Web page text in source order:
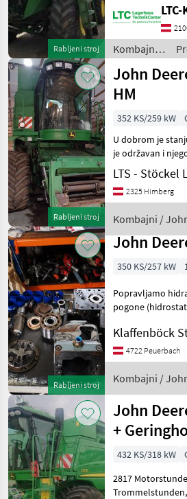
Rabljeni stroj
Trommelstunden:
(km/h): 25; Art des
Dreschsystems:
Anzahl der
Kombajni /
John Deere
Rabljeni stroj
John
HM
352 KS/259 kW
U dobrom je
je održavan i
Heder i nosač
uključeni. Ako ste
zainteresirani, kontaktirajte:
slamotresa: 6 sl
LTS - Stöckel
2325 Himberg
Kombajni /
Deere
Rabljeni stroj
John
350 KS/257 kW
Popravljamo
pogone
slamotresa: 5
Hidrostatični
kompjuter,
Hidrostatični
Klaffenböck
4722 Peuerbach
Kombajni /
Deere
John
+
VS610
432 KS/318 kW
2817 Motorstunden,
Trommelstunden,